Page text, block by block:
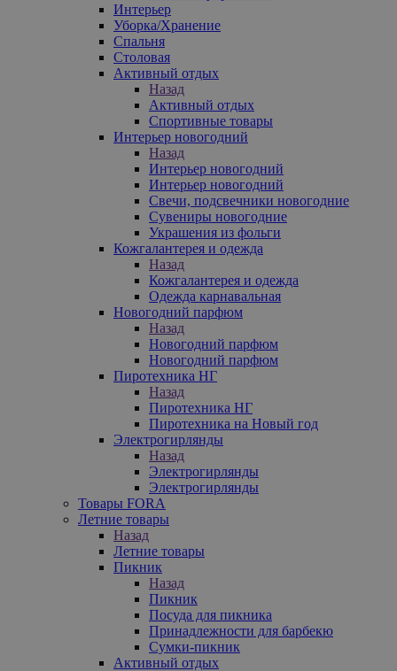
Интерьер
Уборка/Хранение
Спальня
Столовая
Активный отдых
Назад
Активный отдых
Спортивные товары
Интерьер новогодний
Назад
Интерьер новогодний
Интерьер новогодний
Свечи, подсвечники новогодние
Сувениры новогодние
Украшения из фольги
Кожгалантерея и одежда
Назад
Кожгалантерея и одежда
Одежда карнавальная
Новогодний парфюм
Назад
Новогодний парфюм
Новогодний парфюм
Пиротехника НГ
Назад
Пиротехника НГ
Пиротехника на Новый год
Электрогирлянды
Назад
Электрогирлянды
Электрогирлянды
Товары FORA
Летние товары
Назад
Летние товары
Пикник
Назад
Пикник
Посуда для пикника
Принадлежности для барбекю
Сумки-пикник
Активный отдых